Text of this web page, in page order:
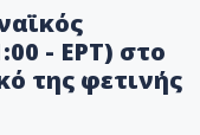
- ΕΡΤ) στο
της φετινής